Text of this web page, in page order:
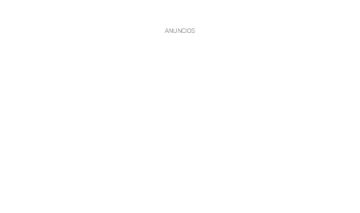
ANUNCIOS